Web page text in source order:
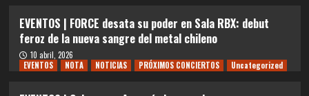
EVENTOS | FORCE desata su poder en Sala RBX: debut
feroz de la nueva sangre del metal chileno
10 abril, 2026
EVENTOS
NOTA NOTICIAS PRÓXIMOS CONCIERTOS Uncategorized